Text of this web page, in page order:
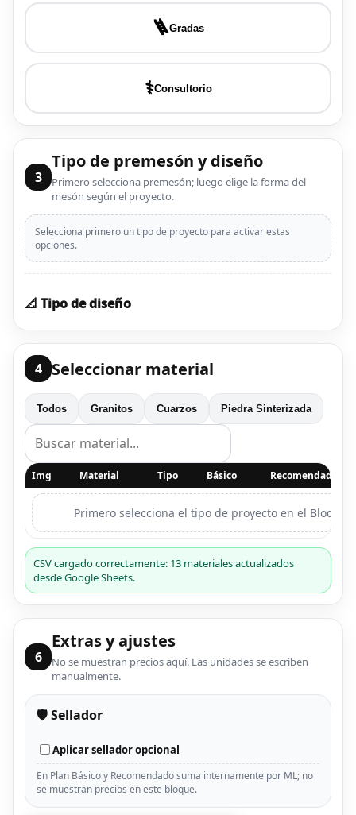
🪜Gradas
⚕️Consultorio
3
Tipo de premesón y diseño
Primero selecciona premesón; luego elige la forma del
mesón según el proyecto.
Selecciona primero un tipo de proyecto para activar estas
opciones.
📐 Tipo de diseño
4 Seleccionar material
Todos Granitos Cuarzos Piedra Sinterizada
Img Material Tipo Básico Recomendado
Primero selecciona el tipo de proyecto en el Bloque
CSV cargado correctamente: 13 materiales actualizados
desde Google Sheets.
6
Extras y ajustes
No se muestran precios aquí. Las unidades se escriben
manualmente.
🛡️ Sellador
Aplicar sellador opcional
En Plan Básico y Recomendado suma internamente por ML; no
se muestran precios en este bloque.